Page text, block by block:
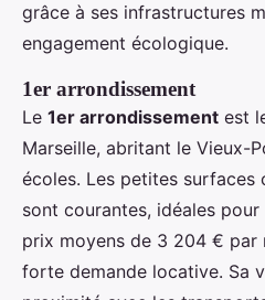
grâce à ses infrastructures
engagement écologique.
1er arrondissement
Le 1er arrondissement est
Marseille, abritant le Vieux-
écoles. Les petites surfaces
sont courantes, idéales
prix moyens de 3 204 € par
forte demande locative. Sa